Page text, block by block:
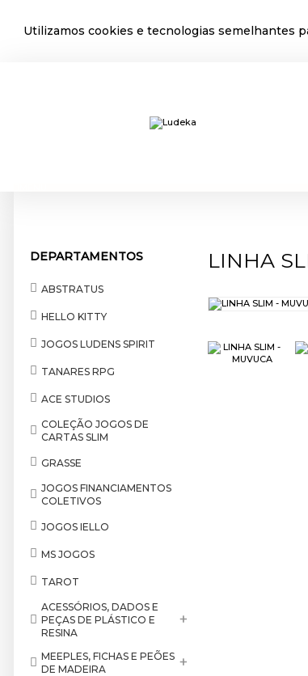
Utilizamos cookies e tecnologias semelhantes
DEPARTAMENTOS
ABSTRATUS
HELLO KITTY
JOGOS LUDENS SPIRIT
TANARES RPG
ACE STUDIOS
COLEÇÃO JOGOS DE
CARTAS SLIM
GRASSE
JOGOS FINANCIAMENTOS
COLETIVOS
JOGOS IELLO
MS JOGOS
TAROT
ACESSÓRIOS, DADOS E
PEÇAS DE PLÁSTICO E
RESINA
+
MEEPLES, FICHAS E PEÕES
DE MADEIRA
+
LINHA